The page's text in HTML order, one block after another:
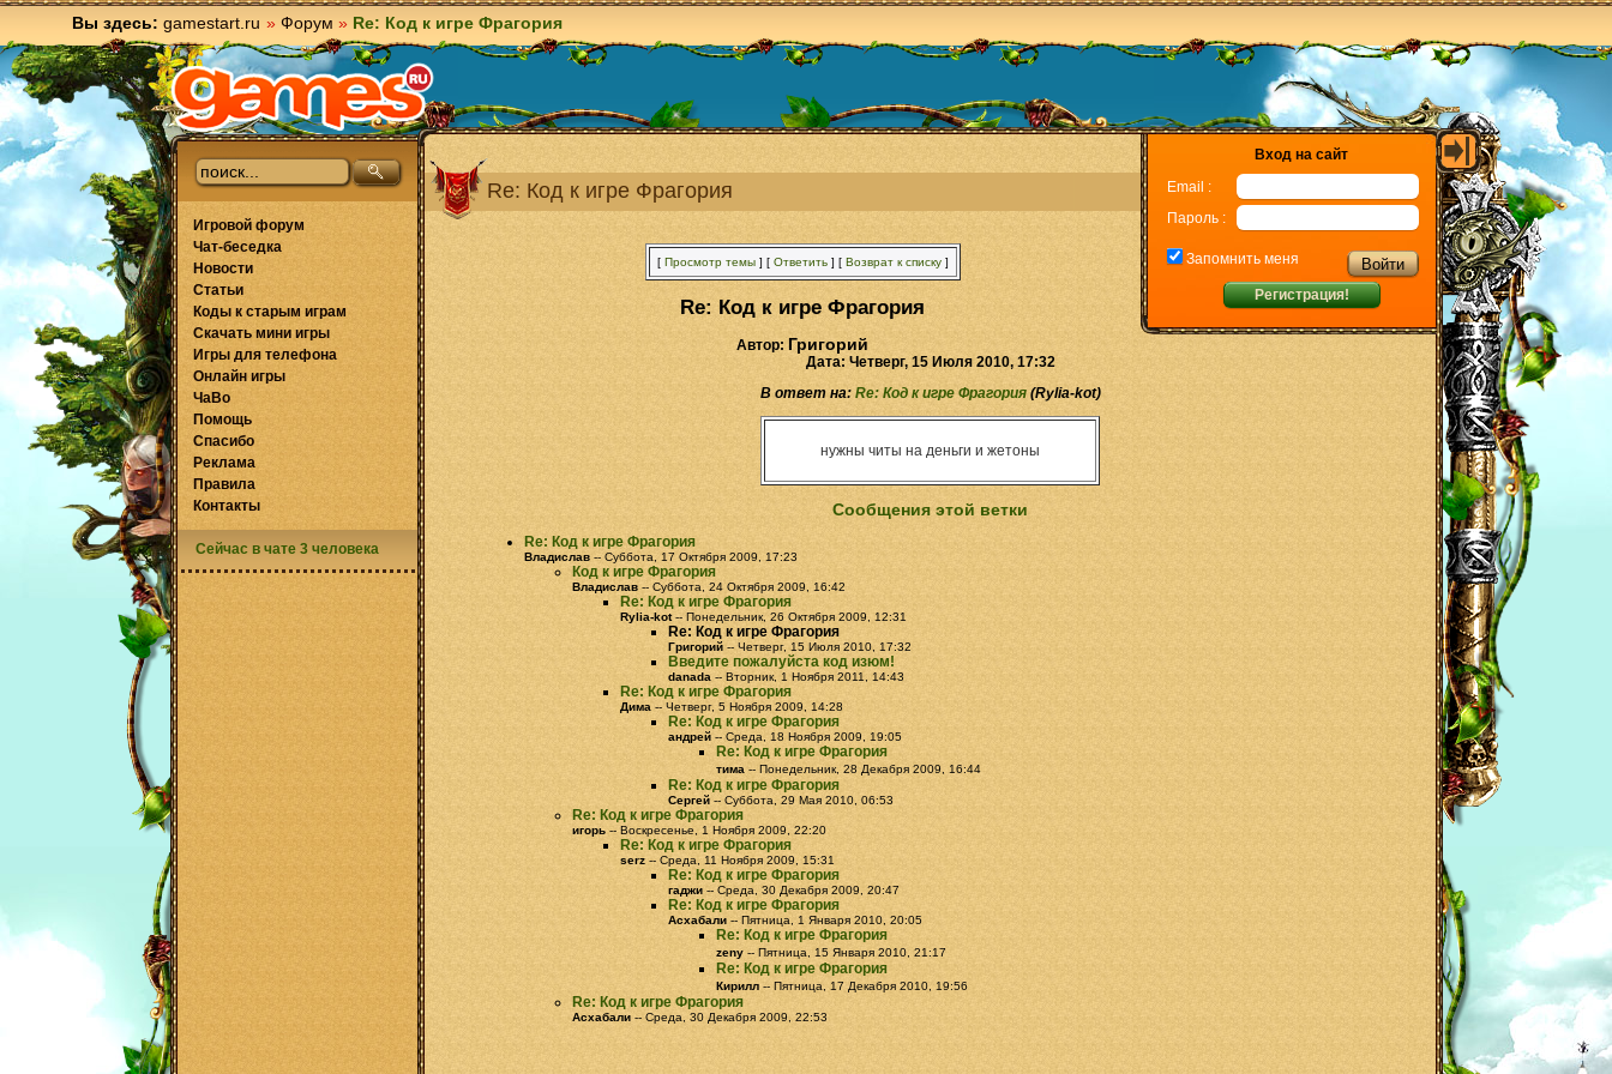
Вы здесь: gamestart.ru » Форум » Re: Код к игре Фрагория
Вход на сайт
Email :
Пароль :
Запомнить меня
Регистрация!
Re: Код к игре Фрагория
[ Просмотр темы] [ Ответить] [ Возврат к списку]
Re: Код к игре Фрагория
Автор: Григорий
Дата: Четверг, 15 Июля 2010, 17:32
В ответ на: Re: Код к игре Фрагория(Rylia-kot)
нужны читы на деньги и жетоны
Сообщения этой ветки
Re: Код к игре Фрагория
Владислав -- Суббота, 17 Октября 2009, 17:23
Код к игре Фрагория
Владислав -- Суббота, 24 Октября 2009, 16:42
Re: Код к игре Фрагория
Rylia-kot-- Понедельник, 26 Октября 2009, 12:31
Re: Код к игре Фрагория
Григорий -- Четверг, 15 Июля 2010, 17:32
Введите пожалуйста код изюм!
danada -- Вторник, 1 Ноября 2011, 14:43
Re: Код к игре Фрагория
Дима -- Четверг, 5 Ноября 2009, 14:28
Re: Код к игре Фрагория
андрей -- Среда, 18 Ноября 2009, 19:05
Re: Код к игре Фрагория
тима -- Понедельник, 28 Декабря 2009, 16:44
Re: Код к игре Фрагория
Сергей -- Суббота, 29 Мая 2010, 06:53
Re: Код к игре Фрагория
игорь -- Воскресенье, 1 Ноября 2009, 22:20
Re: Код к игре Фрагория
serz -- Среда, 11 Ноября 2009, 15:31
Re: Код к игре Фрагория
гаджи -- Среда, 30 Декабря 2009, 20:47
Re: Код к игре Фрагория
Асхабали -- Пятница, 1 Января 2010, 20:05
Re: Код к игре Фрагория
zeny -- Пятница, 15 Января 2010, 21:17
Re: Код к игре Фрагория
Кирилл -- Пятница, 17 Декабря 2010, 19:56
Re: Код к игре Фрагория
Асхабали -- Среда, 30 Декабря 2009, 22:53
Игровой форум
Чат-беседка
Новости
Статьи
Коды к старым играм
Скачать мини игры
Игры для телефона
Онлайн игры
ЧаВо
Помощь
Спасибо
Реклама
Правила
Контакты
Сейчас в чате 3 человека